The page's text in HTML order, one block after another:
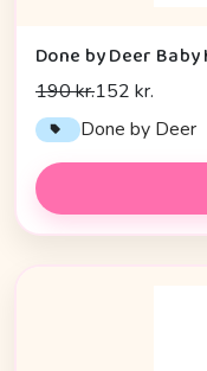
190 kr.152 kr.
Done by Deer